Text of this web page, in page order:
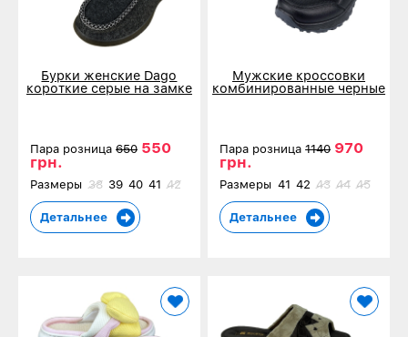
Бурки женские Dago
короткие серые на замке
30101-1
Пара розница 650 550
грн.
Размеры 38 39 40 41 42
Детальнее
Мужские кроссовки
комбинированные черные
Пара розница1140 970
грн.
Размеры 41 42 43 44 45
Детальнее